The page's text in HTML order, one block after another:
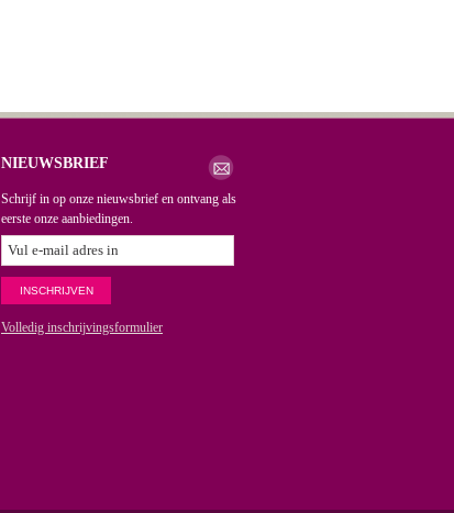
NIEUWSBRIEF
Schrijf in op onze nieuwsbrief en ontvang als
eerste onze aanbiedingen.
Volledig inschrijvingsformulier